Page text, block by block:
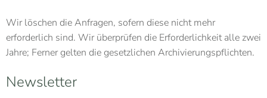
Wir löschen die Anfragen, sofern diese nicht mehr
erforderlich sind. Wir überprüfen die Erforderlichkeit alle zwei
Jahre; Ferner gelten die gesetzlichen Archivierungspflichten.
Newsletter